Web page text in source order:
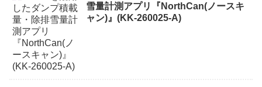
雪量計測アプリ『NorthCan(ノースキ
ャン)』(KK-260025-A)